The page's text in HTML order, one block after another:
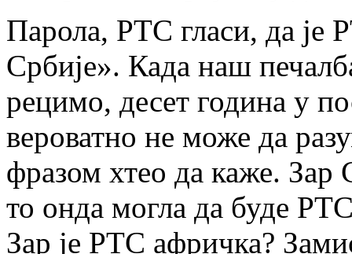
Парола, РТС гласи, да је
Србије». Када наш
рецимо, десет година у
вероватно не може да
фразом хтео да каже. Зар
то онда могла да буде
Зар је РТС афричка?